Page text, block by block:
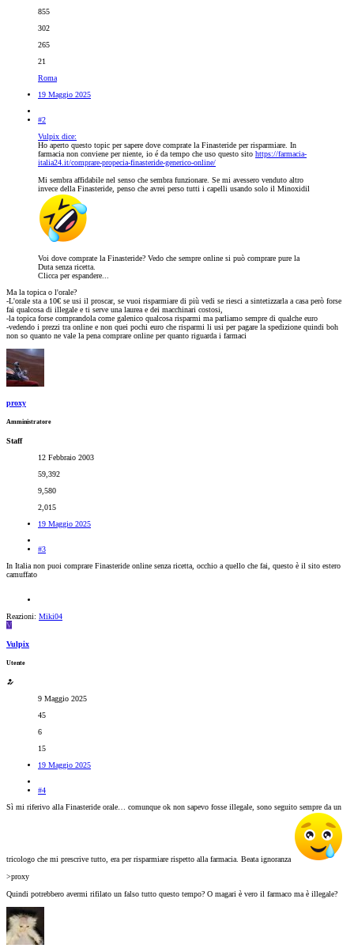
855
302
265
21
Roma
19 Maggio 2025
#2
Vulpix dice:
Ho aperto questo topic per sapere dove comprate la Finasteride per risparmiare. In
farmacia non conviene per niente, io é da tempo che uso questo sito https://farmacia-
italia24.it/comprare-propecia-finasteride-generico-online/
Mi sembra affidabile nel senso che sembra funzionare. Se mi avessero venduto altro
invece della Finasteride, penso che avrei perso tutti i capelli usando solo il Minoxidil
Voi dove comprate la Finasteride? Vedo che sempre online si può comprare pure la
Duta senza ricetta.
Clicca per espandere...
Ma la topica o l'orale?
-L'orale sta a 10€ se usi il proscar, se vuoi risparmiare di più vedi se riesci a sintetizzarla a casa però forse
fai qualcosa di illegale e ti serve una laurea e dei macchinari costosi,
-la topica forse comprandola come galenico qualcosa risparmi ma parliamo sempre di qualche euro
-vedendo i prezzi tra online e non quei pochi euro che risparmi li usi per pagare la spedizione quindi boh
non so quanto ne vale la pena comprare online per quanto riguarda i farmaci
proxy
Amministratore
Staff
12 Febbraio 2003
59,392
9,580
2,015
19 Maggio 2025
#3
In Italia non puoi comprare Finasteride online senza ricetta, occhio a quello che fai, questo è il sito estero
camuffato
Reazioni: Miki04
V
Vulpix
Utente
9 Maggio 2025
45
6
15
19 Maggio 2025
#4
Sì mi riferivo alla Finasteride orale… comunque ok non sapevo fosse illegale, sono seguito sempre da un
tricologo che mi prescrive tutto, era per risparmiare rispetto alla farmacia. Beata ignoranza
>proxy
Quindi potrebbero avermi rifilato un falso tutto questo tempo? O magari è vero il farmaco ma è illegale?